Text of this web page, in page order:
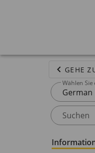
GEHE
Wählen Sie
German
Suchen